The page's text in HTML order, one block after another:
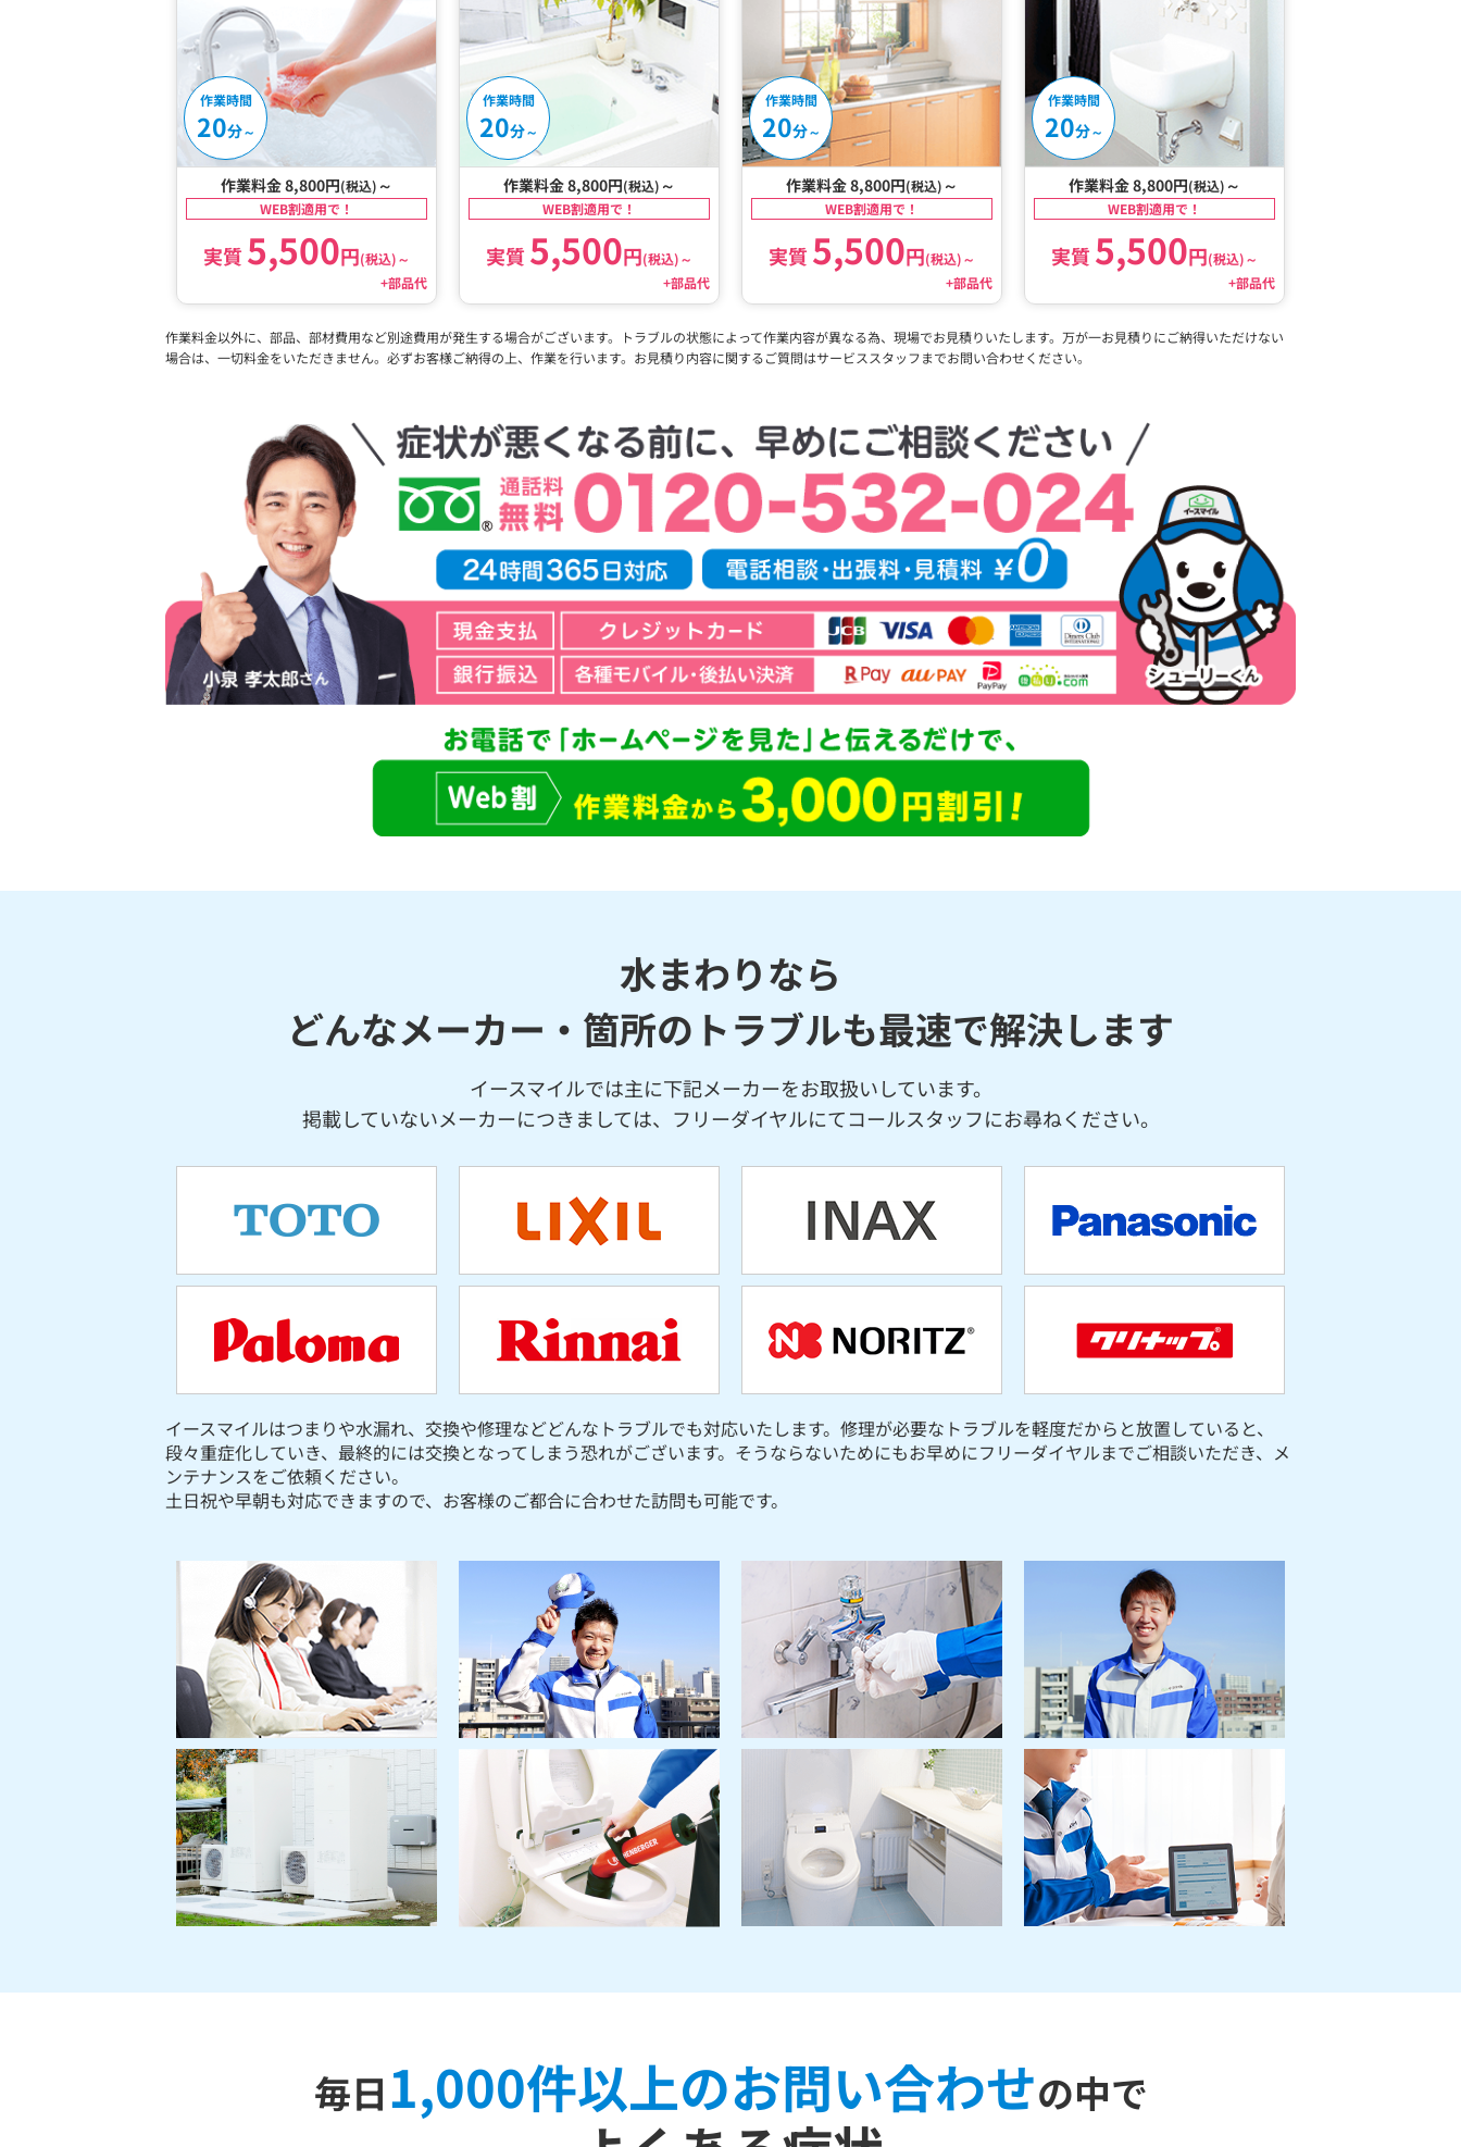
作業時間
20分～
作業料金 8,800円(税込) ～
WEB割適用で！
実質 5,500円(税込)～
+部品代
作業時間
20分～
作業料金 8,800円(税込) ～
WEB割適用で！
実質 5,500円(税込)～
+部品代
作業時間
20分～
作業料金 8,800円(税込) ～
WEB割適用で！
実質 5,500円(税込)～
+部品代
作業時間
20分～
作業料金 8,800円(税込) ～
WEB割適用で！
実質 5,500円(税込)～
+部品代
作業料金以外に、部品、部材費用など別途費用が発生する場合がございます。トラブルの状態によって作業内容が異なる為、現場でお見積りいたします。万が一お見積りにご納得いただけない
場合は、一切料金をいただきません。必ずお客様ご納得の上、作業を行います。お見積り内容に関するご質問はサービススタッフまでお問い合わせください。
水まわりなら
どんなメーカー・箇所のトラブルも最速で解決します
イースマイルでは主に下記メーカーをお取扱いしています。
掲載していないメーカーにつきましては、フリーダイヤルにてコールスタッフにお尋ねください。
イースマイルはつまりや水漏れ、交換や修理などどんなトラブルでも対応いたします。修理が必要なトラブルを軽度だからと放置していると、
段々重症化していき、最終的には交換となってしまう恐れがございます。そうならないためにもお早めにフリーダイヤルまでご相談いただき、メ
ンテナンスをご依頼ください。
土日祝や早朝も対応できますので、お客様のご都合に合わせた訪問も可能です。
毎日1,000件以上のお問い合わせの中で